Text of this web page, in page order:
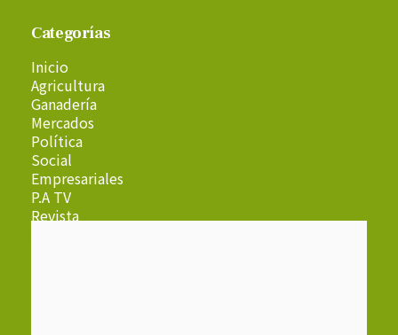
Categorías
Inicio
Agricultura
Ganadería
Mercados
Política
Social
Empresariales
P.A TV
Revista